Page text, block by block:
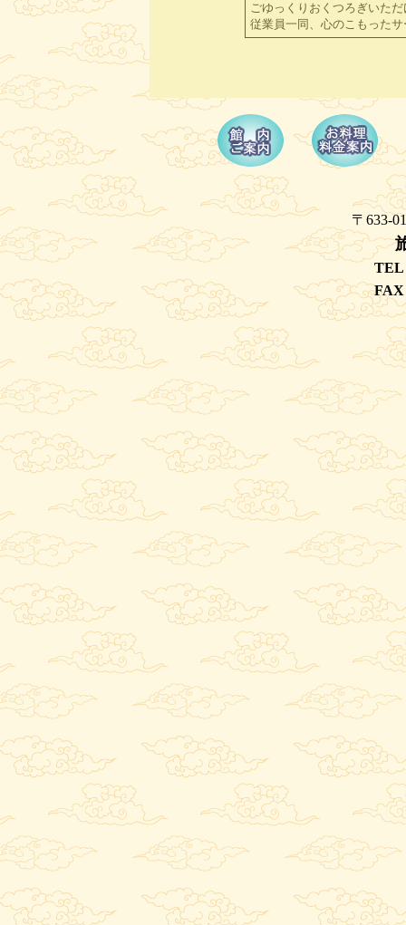
特別拝観
特別拝観
拝観料は1000
寒牡丹
寒牡丹の開
山菜定食
山菜定食は
1390円です
に調理して素
三輪山登山
三輪山登山さ
インターネット御利用のお客
無線ランの設備はしてあります本館
無線ランご使用の時には部屋係りに
山芋素麺
山菜定食に入
長芋を素麺風
宿泊料金は
前へ
ごゆっくりおくつろぎいた
従業員一同、心のこもった
〒633-
TEL
FAX